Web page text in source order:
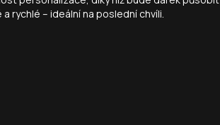
rychlé – ideální na poslední chvíli.